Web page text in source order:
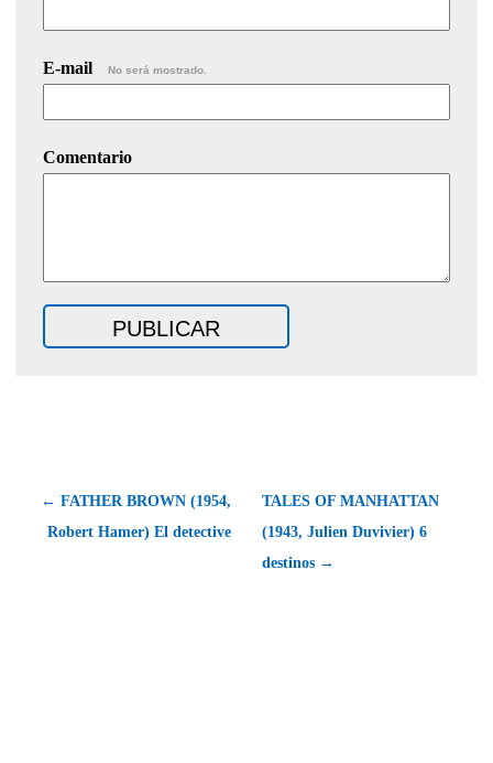
E-mail No será mostrado.
Comentario
← FATHER BROWN (1954,
Robert Hamer) El detective
TALES OF MANHATTAN
(1943, Julien Duvivier) 6
destinos →